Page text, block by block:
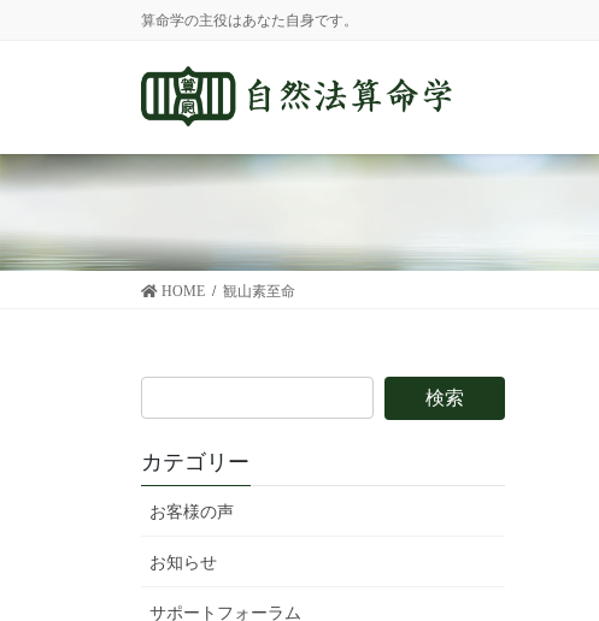
に
移
ョ
ン
移
動
算命学の主役はあなた自身です。
HOME 観山素至命
カテゴリー
お客様の声
お知らせ
サポートフォーラム